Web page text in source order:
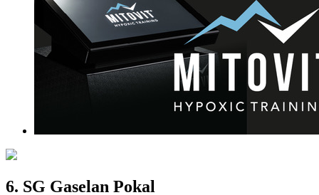
6. SG Gaselan Pokal